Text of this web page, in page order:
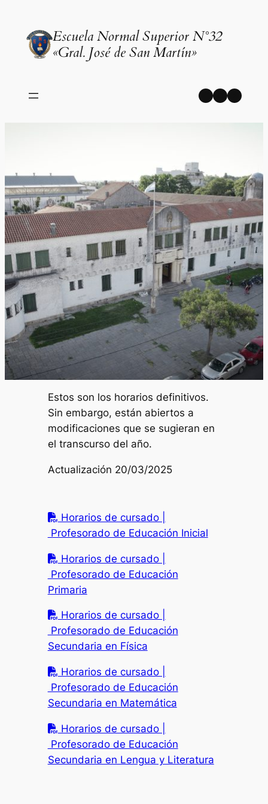
contenidoEscuela Normal Superior N°32
«Gral. José de San Martín»
Facebook
Estos son los horarios definitivos.
Sin embargo, están abiertos a
modificaciones que se sugieran en
el transcurso del año.
Actualización 20/03/2025
Horarios de cursado |
Profesorado de Educación Inicial
Horarios de cursado |
Profesorado de Educación
Primaria
Horarios de cursado |
Profesorado de Educación
Secundaria en Física
Horarios de cursado |
Profesorado de Educación
Secundaria en Matemática
Horarios de cursado |
Profesorado de Educación
Secundaria en Lengua y Literatura